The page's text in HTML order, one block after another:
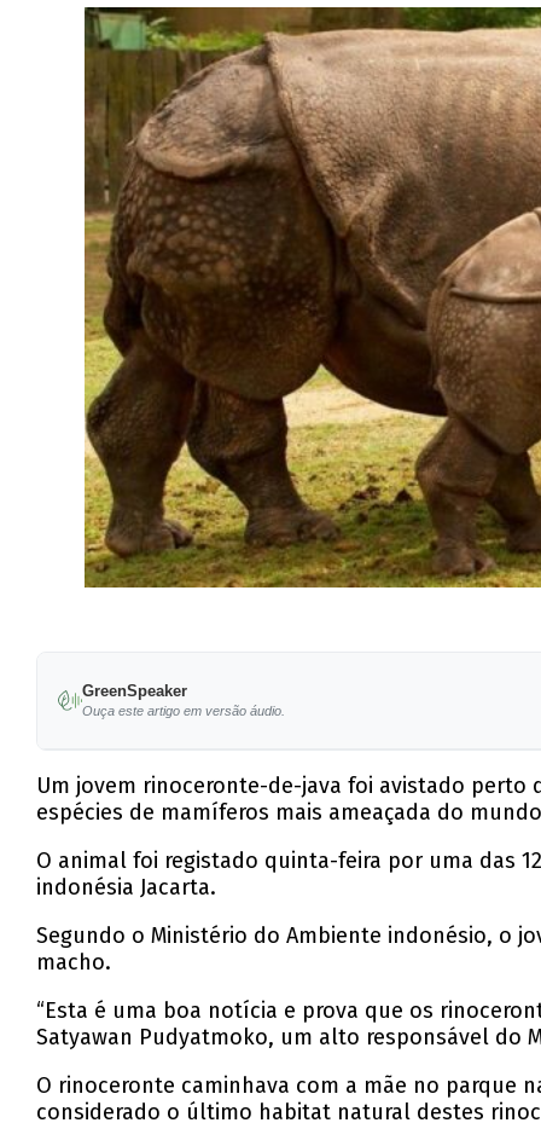
GreenSpeaker
Ouça este artigo em versão áudio.
Um jovem rinoceronte-de-java foi avistado perto
espécies de mamíferos mais ameaçada do
O animal foi registado quinta-feira por uma das
indonésia Jacarta.
Segundo o Ministério do Ambiente indonésio, o
macho.
“Esta é uma boa notícia e prova que os
Satyawan Pudyatmoko, um alto responsável do
O rinoceronte caminhava com a mãe no parque
considerado o último habitat natural destes